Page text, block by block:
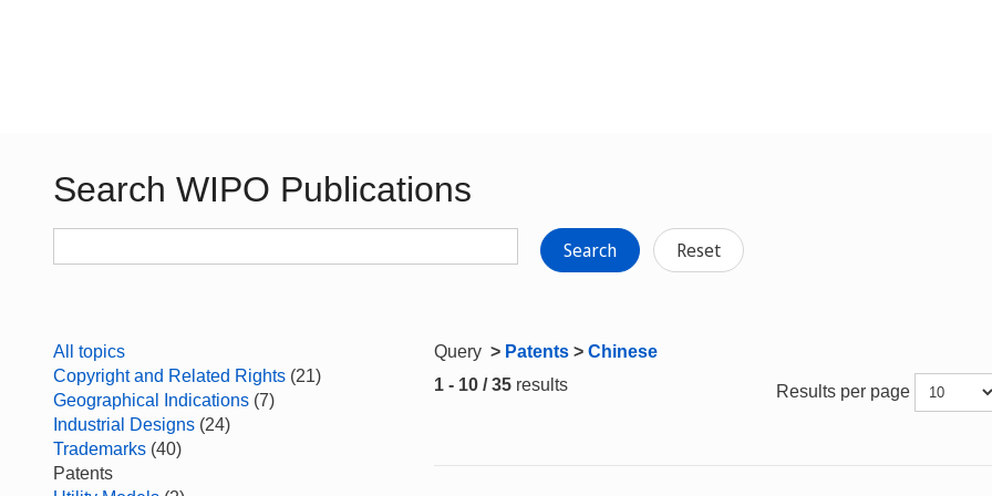
Search WIPO Publications
Search Reset
All topics
Copyright and Related Rights (21)
Geographical Indications (7)
Industrial Designs (24)
Trademarks (40)
Patents
Query > Patents > Chinese
1 - 10 / 35 results Results per page